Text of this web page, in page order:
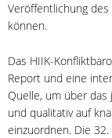
Veröffentlichung
können.
Das HIIK-
Report und eine
Quelle, um über
und qualitativ auf
einzuordnen. Die